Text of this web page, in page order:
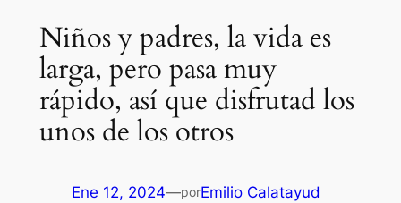
Niños y padres, la vida es
larga, pero pasa muy
rápido, así que disfrutad los
unos de los otros
Ene 12, 2024—porEmilio Calatayud